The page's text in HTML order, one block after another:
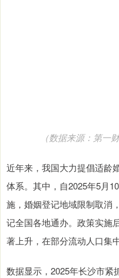
（数据来源：第一
近年来，我国大力提倡适龄
体系。其中，自2025年5月
施，婚姻登记地域限制取消
记全国各地通办。政策实施
著上升，在部分流动人口集
数据显示，2025年长沙市紧